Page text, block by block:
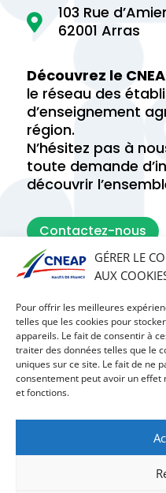
GÉRER LE
AUX
Pour offrir les meilleures
telles que les cookies pour
appareils. Le fait de consentir à
traiter des données telles que le
uniques sur ce site. Le fait de ne
consentement peut avoir un
et fonctions.

103 Rue
62001 Arras
Découvrez le
le réseau des
d’enseignement
région.
N’hésitez pas à
toute demande
découvrir
Contactez-nous
Trouvez votre
Utilisez notre
découvrir les
vous.